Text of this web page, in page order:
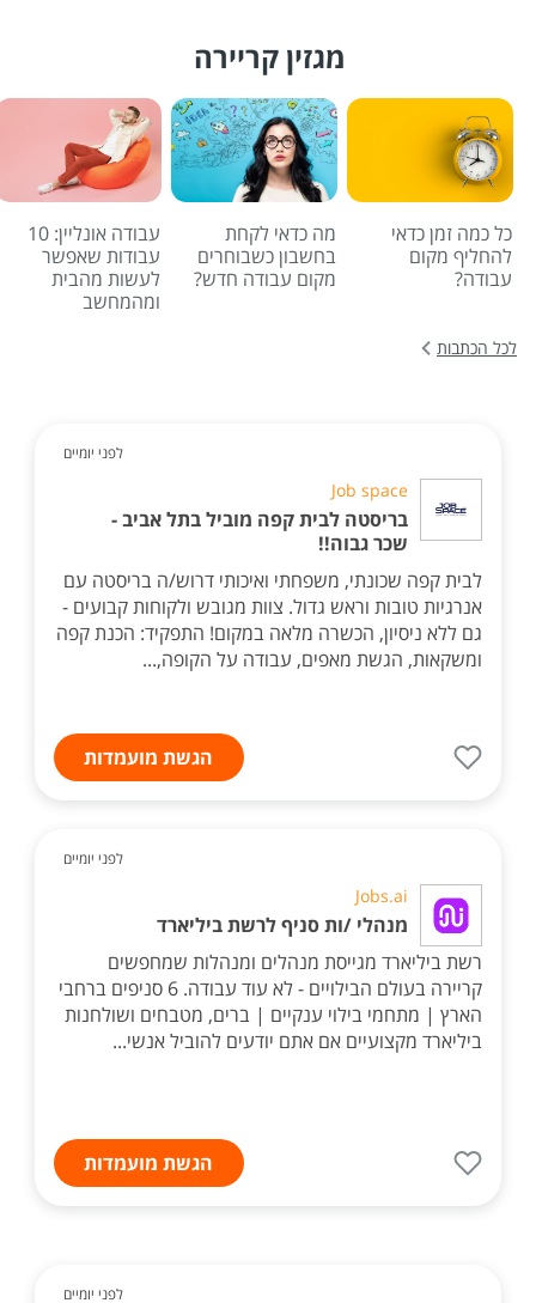
מגזין קריירה
כל כמה זמן כדאי
להחליף מקום
עבודה?
מה כדאי לקחת
בחשבון כשבוחרים
מקום עבודה חדש?
עבודה אונליין: 10
עבודות שאפשר
לעשות מהבית
ומהמחשב
לכל הכתבות
לפני יומיים
Job space
בריסטה לבית קפה מוביל בתל אביב -
שכר גבוה!!
לבית קפה שכונתי, משפחתי ואיכותי דרוש/ה בריסטה עם
אנרגיות טובות וראש גדול. צוות מגובש ולקוחות קבועים -
גם ללא ניסיון, הכשרה מלאה במקום! התפקיד: הכנת קפה
ומשקאות, הגשת מאפים, עבודה על הקופה,...
הגשת מועמדות
לפני יומיים
Jobs.ai
מנהלי /ות סניף לרשת ביליארד
רשת ביליארד מגייסת מנהלים ומנהלות שמחפשים
קריירה בעולם הבילויים - לא עוד עבודה. 6 סניפים ברחבי
הארץ | מתחמי בילוי ענקיים | ברים, מטבחים ושולחנות
ביליארד מקצועיים אם אתם יודעים להוביל אנשי...
הגשת מועמדות
לפני יומיים